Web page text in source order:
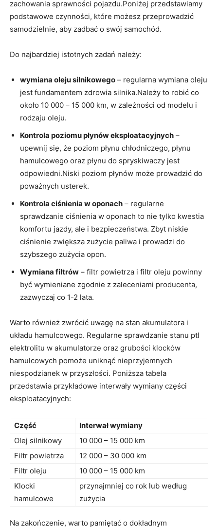
zachowania sprawności pojazdu.Poniżej przedstawiamy
podstawowe czynności, które możesz przeprowadzić
samodzielnie, aby zadbać o swój samochód.
Do najbardziej istotnych zadań należy:
wymiana oleju silnikowego – regularna wymiana oleju
jest fundamentem zdrowia silnika.Należy to robić co
około 10 000 – 15 000 km, w zależności od modelu i
rodzaju oleju.
Kontrola poziomu płynów eksploatacyjnych –
upewnij się, że poziom płynu chłodniczego, płynu
hamulcowego oraz płynu do spryskiwaczy jest
odpowiedni.Niski poziom płynów może prowadzić do
poważnych usterek.
Kontrola ciśnienia w oponach – regularne
sprawdzanie ciśnienia w oponach to nie tylko kwestia
komfortu jazdy, ale i bezpieczeństwa. Zbyt niskie
ciśnienie zwiększa zużycie paliwa i prowadzi do
szybszego zużycia opon.
Wymiana filtrów – filtr powietrza i filtr oleju powinny
być wymieniane zgodnie z zaleceniami producenta,
zazwyczaj co 1-2 lata.
Warto również zwrócić uwagę na stan akumulatora i
układu hamulcowego. Regularne sprawdzanie stanu ptl
elektrolitu w akumulatorze oraz grubości klocków
hamulcowych pomoże uniknąć nieprzyjemnych
niespodzianek w przyszłości. Poniższa tabela
przedstawia przykładowe interwały wymiany części
eksploatacyjnych:
Część
Interwał wymiany
Olej silnikowy
10 000 – 15 000 km
Filtr powietrza
12 000 – 30 000 km
Filtr oleju
10 000 – 15 000 km
Klocki
hamulcowe
przynajmniej co rok lub według
zużycia
Na zakończenie, warto pamiętać o dokładnym